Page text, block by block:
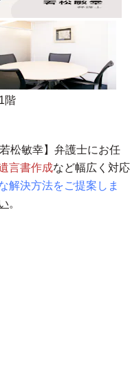
階
松敏幸】弁護士にお任
言書作成など幅広く対応
解決方法をご提案しま
。